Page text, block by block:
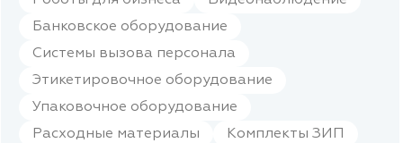
Банковское оборудование
Системы вызова персонала
Этикетировочное оборудование
Упаковочное оборудование
Расходные материалы
Комплекты ЗИП